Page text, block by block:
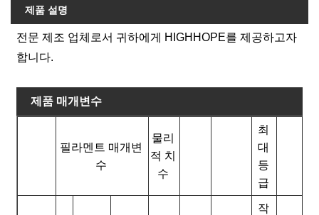
제품 설명
전문 제조 업체로서 귀하에게 HIGHHOPE를 제공하고자
합니다.
제품 매개변수
필라멘트 매개변
수
물리
적 치
수
최
대
등
급
작